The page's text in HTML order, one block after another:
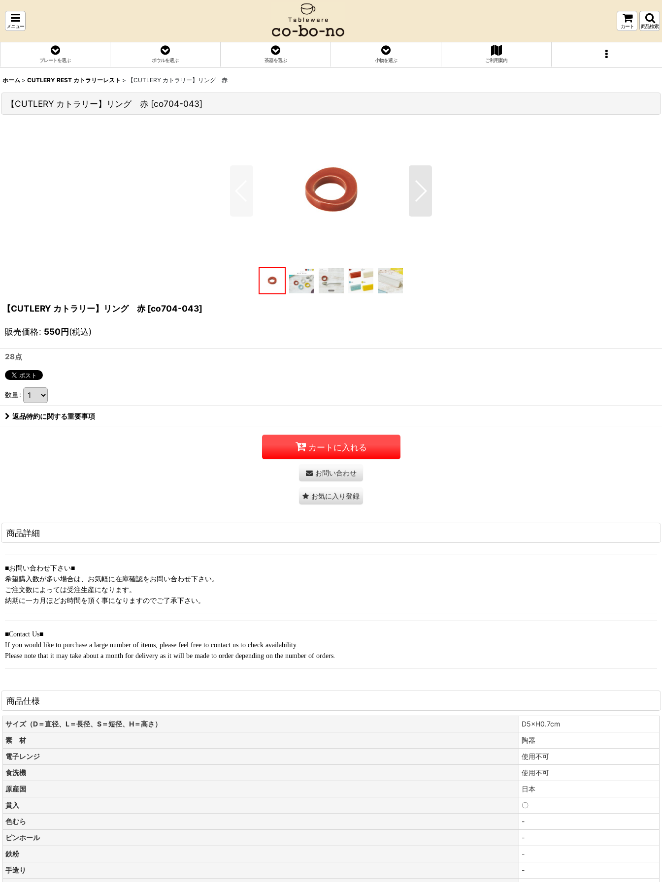
メニュー カート 商品検索
プレートを選ぶ ボウルを選ぶ 茶器を選ぶ 小物を選ぶ ご利用案内
ホーム > CUTLERY REST カトラリーレスト > 【CUTLERY カトラリー】リング 赤
【CUTLERY カトラリー】リング 赤 [co704-043]
【CUTLERY カトラリー】リング 赤 [co704-043]
販売価格: 550円(税込)
28点
数量:
返品特約に関する重要事項
カートに入れる
お問い合わせ
お気に入り登録
商品詳細
■お問い合わせ下さい■
希望購入数が多い場合は、お気軽に在庫確認をお問い合わせ下さい。
ご注文数によっては受注生産になります。
納期に一カ月ほどお時間を頂く事になりますのでご了承下さい。
■Contact Us■
If you would like to purchase a large number of items, please feel free to contact us to check availability.
Please note that it may take about a month for delivery as it will be made to order depending on the number of orders.
商品仕様
サイズ（D＝直径、L＝長径、S＝短径、H＝高さ）
D5×H0.7cm
素 材
陶器
電子レンジ
使用不可
食洗機
使用不可
原産国
日本
貫入
〇
色むら
-
ピンホール
-
鉄粉
-
手造り
-